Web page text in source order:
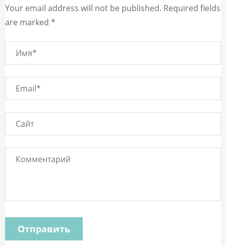
Your email address will not be published. Required fields
are marked *